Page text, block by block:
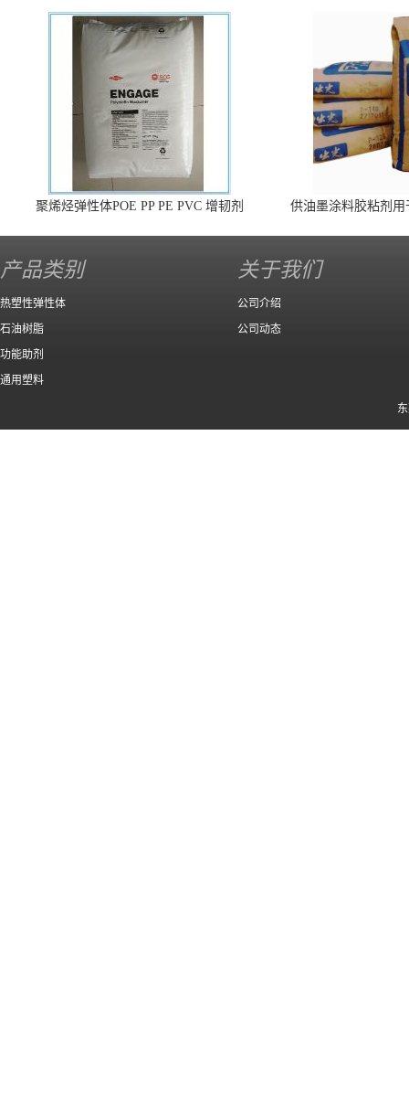
聚烯烃弹性体POE PP PE PVC 增韧剂
供油墨涂料胶粘剂
产品类别
热塑性弹性体
石油树脂
功能助剂
通用塑料
关于我们
公司介绍
公司动态